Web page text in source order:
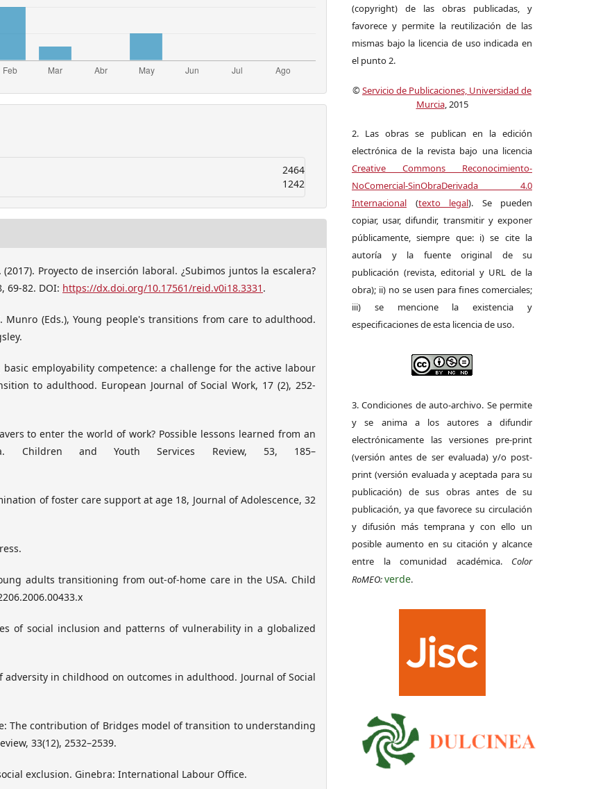
2464
1242
Proyecto de inserción laboral. ¿Subimos juntos la escalera?
69-82. DOI: https://dx.doi.org/10.17561/reid.v0i18.3331 .
Munro (Eds.), Young people's transitions from care to adulthood.
basic employability competence: a challenge for the active labour
to adulthood. European Journal of Social Work, 17 (2), 252-
to enter the world of work? Possible lessons learned from an
Children and Youth Services Review, 53, 185–
of foster care support at age 18, Journal of Adolescence, 32
adults transitioning from out-of-home care in the USA. Child
of social inclusion and patterns of vulnerability in a globalized
adversity in childhood on outcomes in adulthood. Journal of Social
The contribution of Bridges model of transition to understanding
33(12), 2532–2539.
exclusion. Ginebra: International Labour Office.
(copyright) de las obras publicadas, y
favorece y permite la reutilización de las
mismas bajo la licencia de uso indicada en
el punto 2.
©Servicio de Publicaciones, Universidad de
Murcia, 2015
2. Las obras se publican en la edición
electrónica de la revista bajo una licencia
Creative Commons Reconocimiento-
NoComercial-SinObraDerivada 4.0
Internacional (texto legal). Se pueden
copiar, usar, difundir, transmitir y exponer
públicamente, siempre que: i) se cite la
autoría y la fuente original de su
publicación (revista, editorial y URL de la
obra); ii) no se usen para fines comerciales;
iii) se mencione la existencia y
especificaciones de esta licencia de uso.
3. Condiciones de auto-archivo. Se permite
y se anima a los autores a difundir
electrónicamente las versiones pre-print
(versión antes de ser evaluada) y/o post-
print (versión evaluada y aceptada para su
publicación) de sus obras antes de su
publicación, ya que favorece su circulación
y difusión más temprana y con ello un
posible aumento en su citación y alcance
entre la comunidad académica. Color
RoMEO:verde.